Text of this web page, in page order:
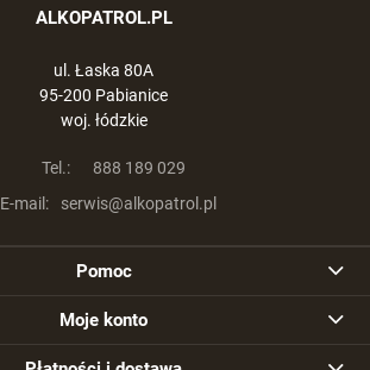
ALKOPATROL.PL
ul. Łaska 80A
95-200 Pabianice
woj. łódzkie
Tel.:
888 189 029
E-mail:
serwis@alkopatrol.pl
Pomoc
Moje konto